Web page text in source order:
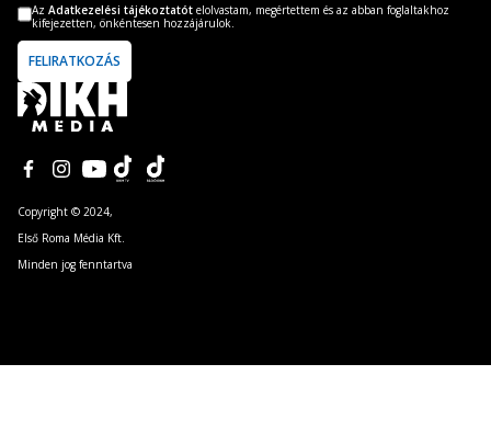
Az Adatkezelési tájékoztatót elolvastam, megértettem és az abban foglaltakhoz
kifejezetten, önkéntesen hozzájárulok.
Copyright © 2024,
Első Roma Média Kft.
Minden jog fenntartva